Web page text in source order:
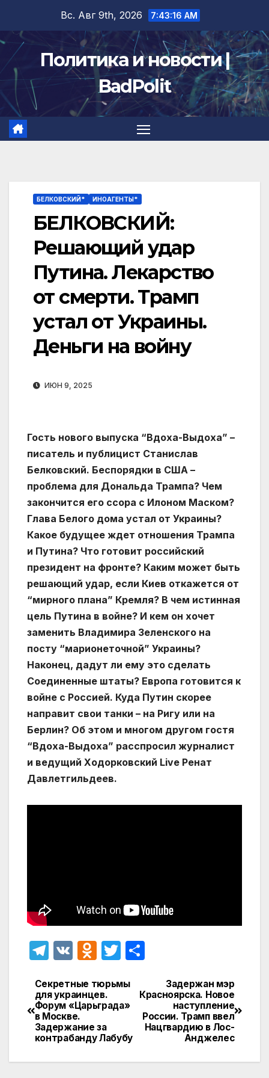
содержимому
Вс. Авг 9th, 2026 7:43:17 AM
Политика и новости |
BadPolit
БЕЛКОВСКИЙ* ИНОАГЕНТЫ*
БЕЛКОВСКИЙ:
Решающий удар
Путина. Лекарство
от смерти. Трамп
устал от Украины.
Деньги на войну
ИЮН 9, 2025
Гость нового выпуска “Вдоха-Выдоха” –
писатель и публицист Станислав
Белковский. Беспорядки в США –
проблема для Дональда Трампа? Чем
закончится его ссора с Илоном Маском?
Глава Белого дома устал от Украины?
Какое будущее ждет отношения Трампа
и Путина? Что готовит российский
президент на фронте? Каким может быть
решающий удар, если Киев откажется от
“мирного плана” Кремля? В чем истинная
цель Путина в войне? И кем он хочет
заменить Владимира Зеленского на
посту “марионеточной” Украины?
Наконец, дадут ли ему это сделать
Соединенные штаты? Европа готовится к
войне с Россией. Куда Путин скорее
направит свои танки – на Ригу или на
Берлин? Об этом и многом другом гостя
“Вдоха-Выдоха” расспросил журналист
и ведущий Ходорковский Live Ренат
Давлетгильдеев.
T
e
gr
a
m
V
O
n
o
kl
a
s
T
itt
er
п
р
а
и
Навигация
по
записям
Задержан мэр
Красноярска. Новое
наступление
России. Трамп ввел
Нацгвардию в Лос-
Анджелес
Секретные тюрьмы
для украинцев.
Форум «Царьграда»
в Москве.
Задержание за
контрабанду Лабубу